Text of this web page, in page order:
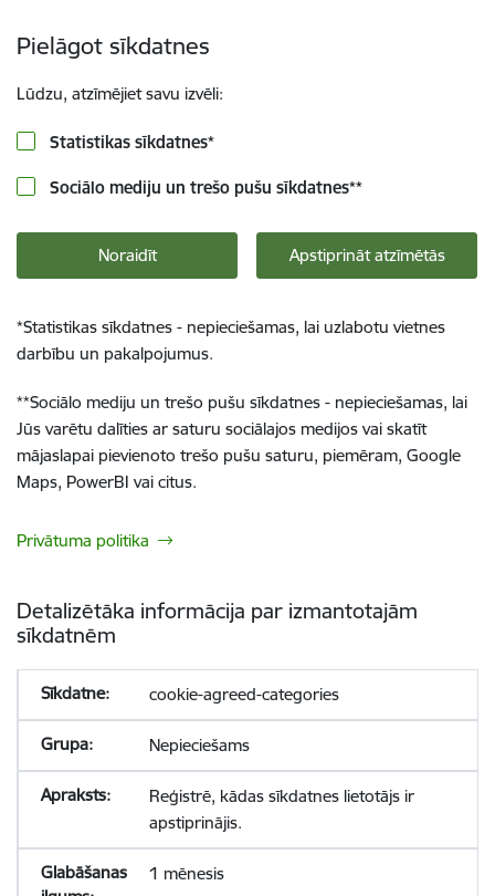
Pielāgot sīkdatnes
Lūdzu, atzīmējiet savu izvēli:
Statistikas sīkdatnes*
Sociālo mediju un trešo pušu sīkdatnes**
Noraidīt Apstiprināt atzīmētās
*Statistikas sīkdatnes - nepieciešamas, lai uzlabotu vietnes
darbību un pakalpojumus.
**Sociālo mediju un trešo pušu sīkdatnes - nepieciešamas, lai
Jūs varētu dalīties ar saturu sociālajos medijos vai skatīt
mājaslapai pievienoto trešo pušu saturu, piemēram, Google
Maps, PowerBI vai citus.
Privātuma politika
Detalizētāka informācija par izmantotajām
sīkdatnēm
cookie-agreed-categories
Nepieciešams
Reģistrē, kādas sīkdatnes lietotājs ir
apstiprinājis.
1 mēnesis